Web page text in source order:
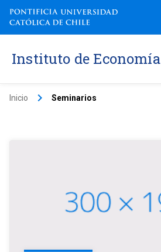
Instituto de Economía
Inicio keyboard_arrow_right Seminarios